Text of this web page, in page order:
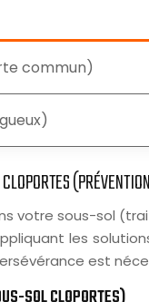
commun)
votre sous-sol
les
est